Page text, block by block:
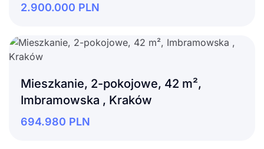
2.900.000 PLN
Mieszkanie, 2-pokojowe, 42 m²,
Imbramowska , Kraków
694.980 PLN